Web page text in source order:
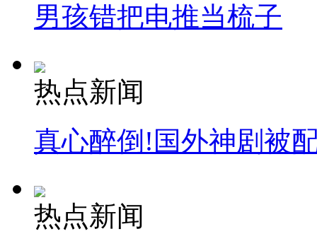
男孩错把电推当梳子
热点新闻
真心醉倒!国外神剧被
热点新闻